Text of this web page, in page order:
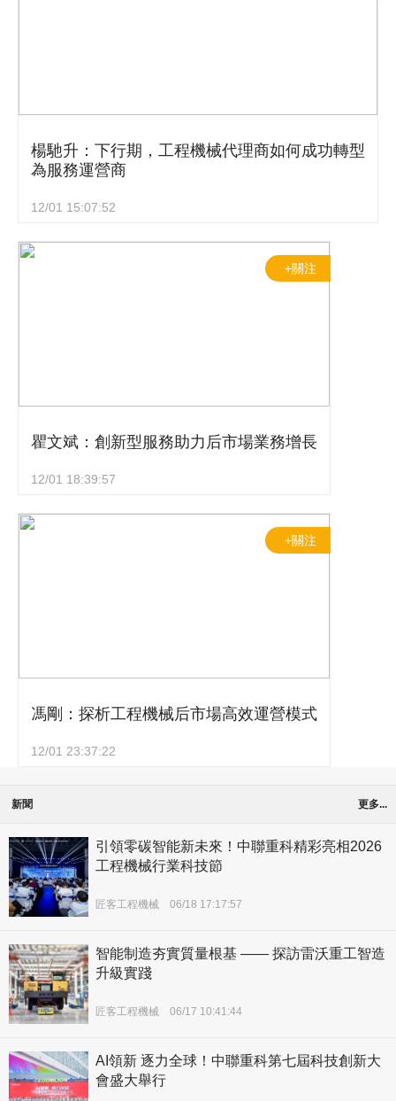
楊馳升：下行期，工程機械代理商如何成功轉型
為服務運營商
12/01 15:07:52
+關注
瞿文斌：創新型服務助力后市場業務增長
12/01 18:39:57
+關注
馮剛：探析工程機械后市場高效運營模式
12/01 23:37:22
更多...
新聞
引領零碳智能新未來！中聯重科精彩亮相2026
工程機械行業科技節
匠客工程機械 06/18 17:17:57
智能制造夯實質量根基 —— 探訪雷沃重工智造
升級實踐
匠客工程機械 06/17 10:41:44
AI領新 逐力全球！中聯重科第七屆科技創新大
會盛大舉行